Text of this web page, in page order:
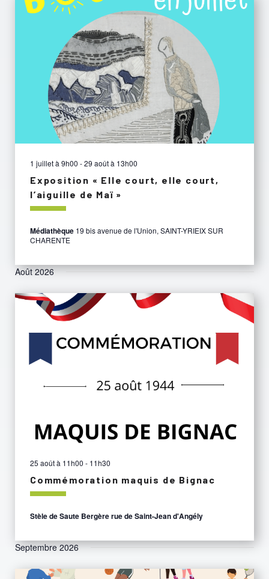
1 juillet à 9h00 -29 août à 13h00
Exposition « Elle court, elle court,
l’aiguille de Maï »
Médiathèque 19 bis avenue de l'Union, SAINT-YRIEIX SUR
CHARENTE
Août 2026
25 août à 11h00 - 11h30
Commémoration maquis de Bignac
Stèle de Saute Bergère rue de Saint-Jean d'Angély
Septembre 2026